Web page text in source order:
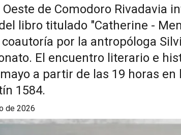
Oeste de Comodoro Rivadavia
libro titulado "Catherine -
por la antropóloga
El encuentro literario e
a partir de las 19 horas
1584.
de 2026